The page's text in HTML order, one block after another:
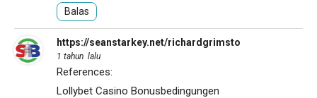
Balas
https://seanstarkey.net/richardgrimsto
1 tahun lalu
References:
Lollybet Casino Bonusbedingungen